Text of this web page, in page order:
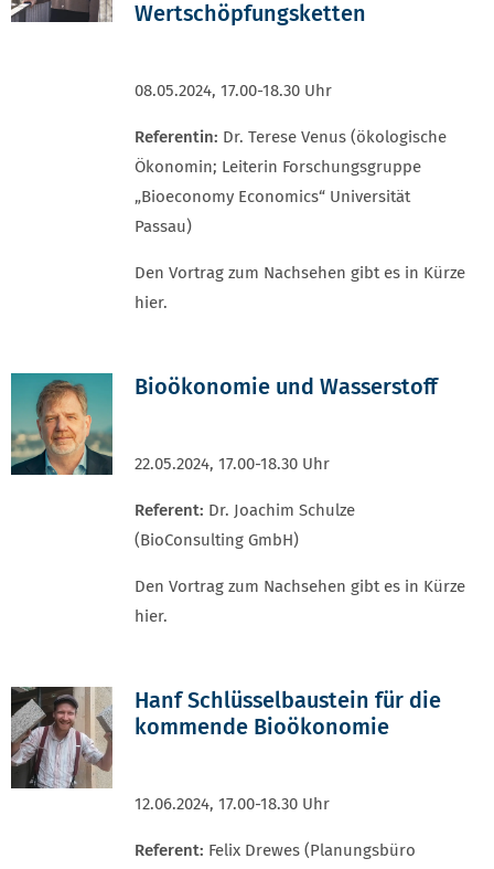
Wertschöpfungsketten
08.05.2024, 17.00-18.30 Uhr
Referentin: Dr. Terese Venus (ökologische
Ökonomin; Leiterin Forschungsgruppe
„Bioeconomy Economics“ Universität
Passau)
Den Vortrag zum Nachsehen gibt es in Kürze
hier.
Bioökonomie und Wasserstoff
22.05.2024, 17.00-18.30 Uhr
Referent: Dr. Joachim Schulze
(BioConsulting GmbH)
Den Vortrag zum Nachsehen gibt es in Kürze
hier.
Hanf Schlüsselbaustein für die
kommende Bioökonomie
12.06.2024, 17.00-18.30 Uhr
Referent: Felix Drewes (Planungsbüro